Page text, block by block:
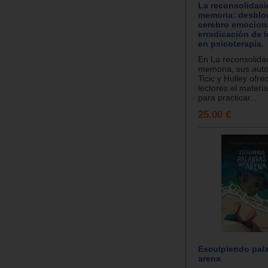
La
memoria:
cerebro
erradicación de
en psicoterapia.
En La
memoria, sus
Ticic y Hulley
lectores el
para practicar...
25.00 €
Esculpiendo
arena